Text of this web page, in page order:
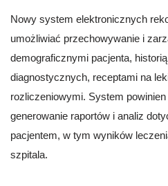
Nowy system elektronicznych
umożliwiać przechowywanie i
demograficznymi pacjenta,
diagnostycznych, receptami na
rozliczeniowymi. System
generowanie raportów i analiz
pacjentem, w tym wyników
szpitala.